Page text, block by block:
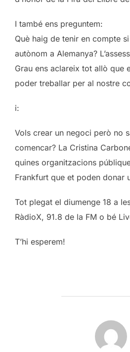
I també ens preguntem:
Què haig de tenir en compte
autònom a Alemanya?
Grau ens aclareix tot allò que
poder treballar per al nostre
i:
Vols crear un negoci però no
comencar? La Cristina
quines organitzacions
Frankfurt que et poden donar
Tot plegat el diumenge 18 a
RàdioX, 91.8 de la FM o bé
T’hi esperem!
POST